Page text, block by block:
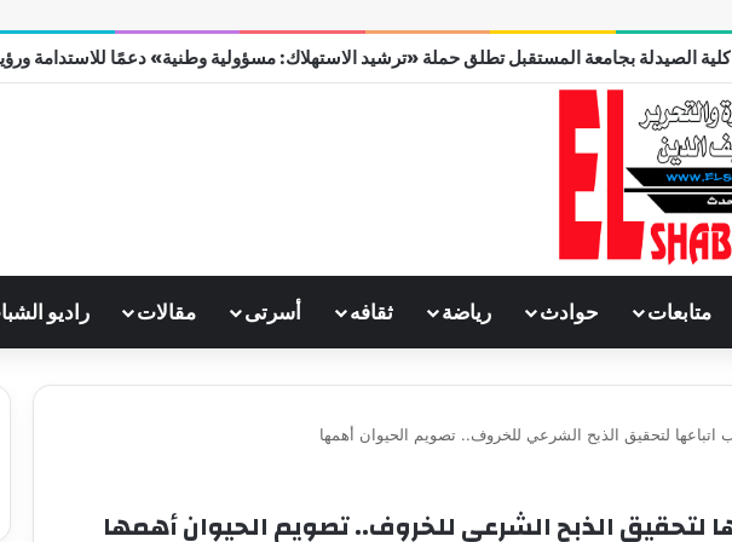
كلية الصيدلة بجامعة المستقبل تطلق حملة «ترشيد الاستهلاك: مسؤولية وطنية» دعمًا للاستدامة ورؤية
متابعات حوادث رياضة ثقافه أسرتى مقالات راديو